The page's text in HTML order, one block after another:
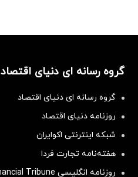
گروه رسانه ای دنیای اقتصاد
گروه رسانه ای دنیای اقتصاد
روزنامه دنیای اقتصاد
شبکه اینترنتی اکوایران
هفته‌نامه تجارت فردا
روزنامه انگلیسی Financial Tribune